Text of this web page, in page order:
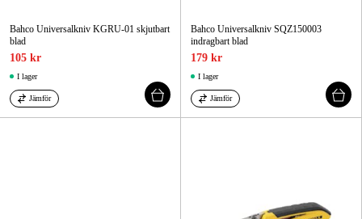
Kontakt & Öppettider
FAQ
Bahco Universalkniv KGRU-01 skjutbart
blad
105 kr
I lager
Jämför
Bahco Universalkniv SQZ150003
indragbart blad
179 kr
I lager
Jämför